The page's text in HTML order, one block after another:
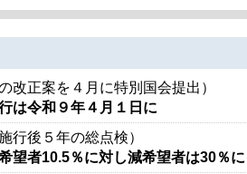
改正案を４月に特別国会提出）
は令和９年４月１日に
行後５年の総点検）
望者10.5％に対し減希望者は30％に